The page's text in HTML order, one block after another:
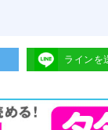
ラインを